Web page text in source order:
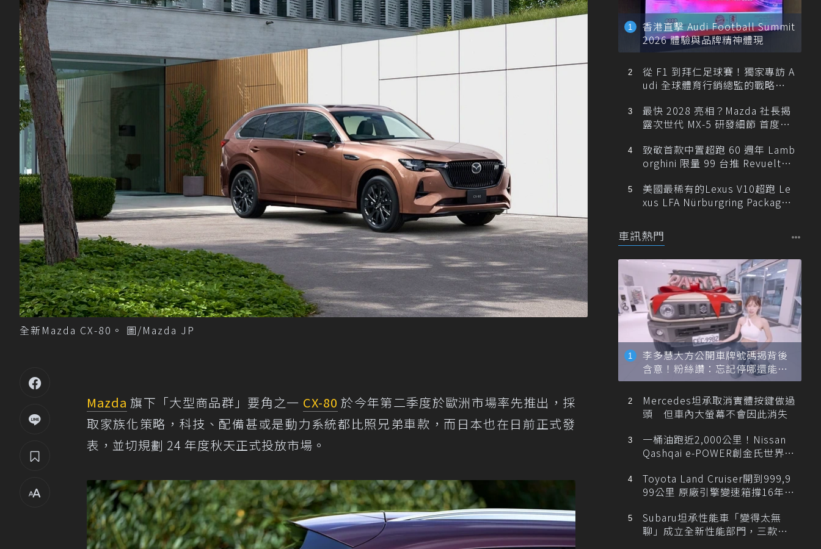
全新Mazda CX-80。 圖/Mazda JP
Mazda 旗下「大型商品群」要角之一 CX-80 於今年第二季度於歐洲市場率先推出，採
取家族化策略，科技、配備甚或是動力系統都比照兄弟車款，而日本也在日前正式發
表，並切規劃 24 年度秋天正式投放市場。
香港直擊 Audi Football Summit
2026 體驗與品牌精神體現
從 F1 到拜仁足球賽！獨家專訪 A
udi 全球體育行銷總監的戰略布
最快 2028 亮相？Mazda 社長揭
露次世代 MX-5 研發細節 首度支
致敬首款中置超跑 60 週年 Lamb
orghini 限量 99 台推 Revuelto
美國最稀有的Lexus V10超跑 Le
xus LFA Nürburgring Package
車訊熱門
李多慧大方公開車牌號碼揭背後
含意！粉絲讚：忘記停哪還能幫
忙找車
Mercedes坦承取消實體按鍵做過
頭 但車內大螢幕不會因此消失
一桶油跑近2,000公里！Nissan
Qashqai e-POWER創金氏世界紀
Toyota Land Cruiser開到999,9
99公里 原廠引擎變速箱撐16年、
Subaru坦承性能車「變得太無
聊」成立全新性能部門，三款手